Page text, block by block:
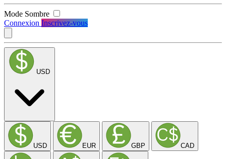
Mode Sombre
Connexion Inscrivez-vous
USD
USD EUR GBP CAD